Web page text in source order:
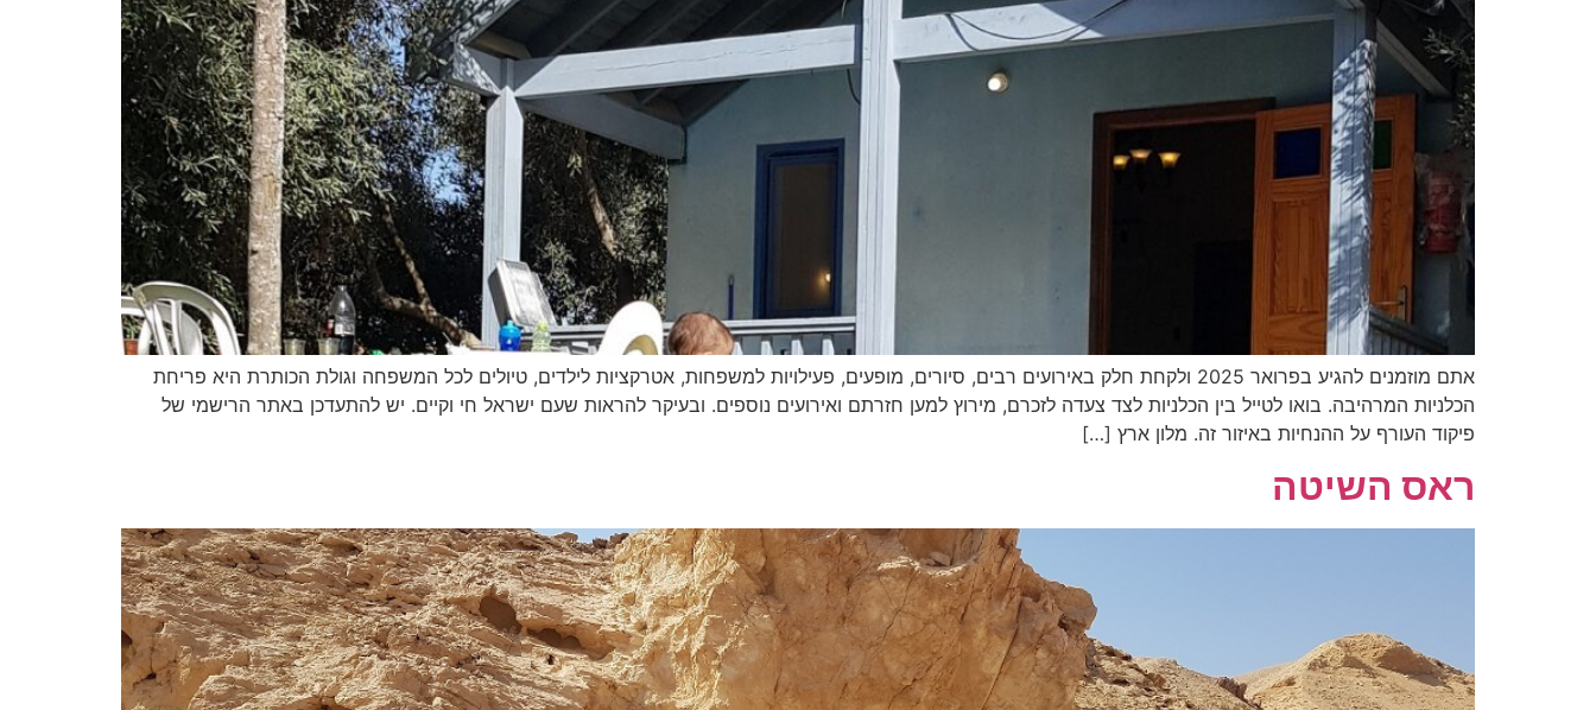
אתם מוזמנים להגיע בפרואר 2025 ולקחת חלק באירועים רבים, סיורים, מופעים, פעילויות למשפחות, אטרקציות לילדים, טיולים לכל המשפחה וגולת הכותרת היא פריחת
הכלניות המרהיבה. בואו לטייל בין הכלניות לצד צעדה לזכרם, מירוץ למען חזרתם ואירועים נוספים. ובעיקר להראות שעם ישראל חי וקיים. יש להתעדכן באתר הרישמי של
פיקוד העורף על ההנחיות באיזור זה. מלון ארץ […]
ראס השיטה